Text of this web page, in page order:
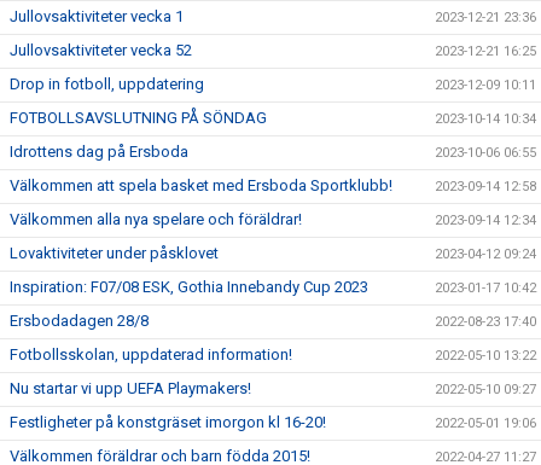
Jullovsaktiviteter vecka 1 2023-12-21 23:36
Jullovsaktiviteter vecka 52 2023-12-21 16:25
Drop in fotboll, uppdatering 2023-12-09 10:11
FOTBOLLSAVSLUTNING PÅ SÖNDAG 2023-10-14 10:34
Idrottens dag på Ersboda 2023-10-06 06:55
Välkommen att spela basket med Ersboda Sportklubb! 2023-09-14 12:58
Välkommen alla nya spelare och föräldrar! 2023-09-14 12:34
Lovaktiviteter under påsklovet 2023-04-12 09:24
Inspiration: F07/08 ESK, Gothia Innebandy Cup 2023 2023-01-17 10:42
Ersbodadagen 28/8 2022-08-23 17:40
Fotbollsskolan, uppdaterad information! 2022-05-10 13:22
Nu startar vi upp UEFA Playmakers! 2022-05-10 09:27
Festligheter på konstgräset imorgon kl 16-20! 2022-05-01 19:06
Välkommen föräldrar och barn födda 2015! 2022-04-27 11:27